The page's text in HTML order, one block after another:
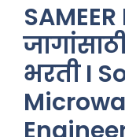
भरती I